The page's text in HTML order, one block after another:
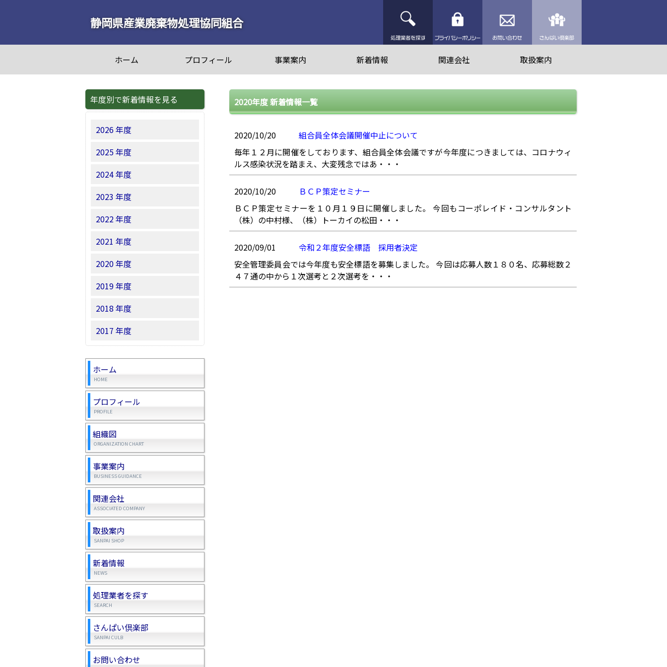
静岡県産業廃棄物処理協同組合
ホーム プロフィール 事業案内 新着情報 関連会社 取扱案内
年度別で新着情報を見る
2026 年度
2025 年度
2024 年度
2023 年度
2022 年度
2021 年度
2020 年度
2019 年度
2018 年度
2017 年度
ホーム
HOME
プロフィール
PROFILE
組織図
ORGANIZATION CHART
事業案内
BUSINESS GUIDANCE
関連会社
ASSOCIATED COMPANY
取扱案内
SANPAI SHOP
新着情報
NEWS
処理業者を探す
SEARCH
さんぱい倶楽部
SANPAI CULB
お問い合わせ
2020年度 新着情報一覧
2020/10/20
組合員全体会議開催中止について
毎年１２月に開催をしております、組合員全体会議ですが今年度につきましては、コロナウィ
ルス感染状況を踏まえ、大変残念ではあ・・・
2020/10/20
ＢＣＰ策定セミナー
ＢＣＰ策定セミナーを１０月１９日に開催しました。 今回もコーポレイド・コンサルタント
（株）の中村様、（株）トーカイの松田・・・
2020/09/01
令和２年度安全標語 採用者決定
安全管理委員会では今年度も安全標語を募集しました。 今回は応募人数１８０名、応募総数２
４７通の中から１次選考と２次選考を・・・